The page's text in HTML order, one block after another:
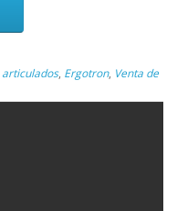
, Ergotron, Venta de